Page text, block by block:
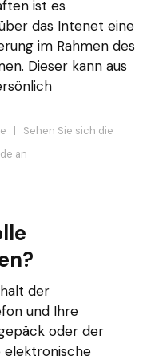
ist es
das Intenet eine
im Rahmen des
Dieser kann aus
| Sehen Sie sich die
an
der
und Ihre
oder der
elektronische